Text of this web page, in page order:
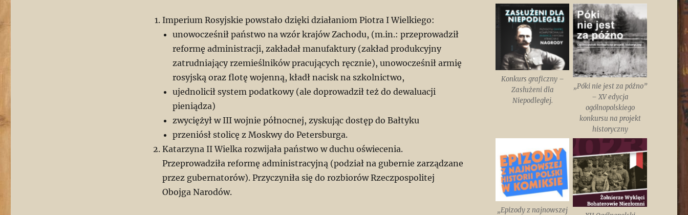
Imperium Rosyjskie powstało dzięki działaniom Piotra I Wielkiego:
unowocześnił państwo na wzór krajów Zachodu, (m.in.: przeprowadził
reformę administracji, zakładał manufaktury (zakład produkcyjny
zatrudniający rzemieślników pracujących ręcznie), unowocześnił armię
rosyjską oraz flotę wojenną, kładł nacisk na szkolnictwo,
ujednolicił system podatkowy (ale doprowadził też do dewaluacji
pieniądza)
zwyciężył w III wojnie północnej, zyskując dostęp do Bałtyku
przeniósł stolicę z Moskwy do Petersburga.
Katarzyna II Wielka rozwijała państwo w duchu oświecenia.
Przeprowadziła reformę administracyjną (podział na gubernie zarządzane
przez gubernatorów). Przyczyniła się do rozbiorów Rzeczpospolitej
Obojga Narodów.
Konkurs graficzny –
Zasłużeni dla
Niepodległej.
„Póki nie jest za późno”
– XV edycja
ogólnopolskiego
konkursu na projekt
historyczny
„Epizody z najnowszej